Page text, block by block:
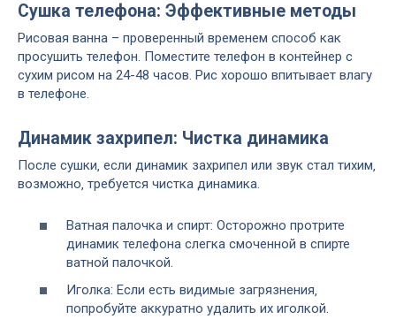
Сушка телефона: Эффективные методы
Рисовая ванна – проверенный временем способ как
просушить телефон. Поместите телефон в контейнер с
сухим рисом на 24-48 часов. Рис хорошо впитывает влагу
в телефоне.
Динамик захрипел: Чистка динамика
После сушки‚ если динамик захрипел или звук стал тихим‚
возможно‚ требуется чистка динамика.
Ватная палочка и спирт: Осторожно протрите
динамик телефона слегка смоченной в спирте
ватной палочкой.
Иголка: Если есть видимые загрязнения‚
попробуйте аккуратно удалить их иголкой.